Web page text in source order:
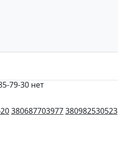
79-30 нет
380687703977380982530523